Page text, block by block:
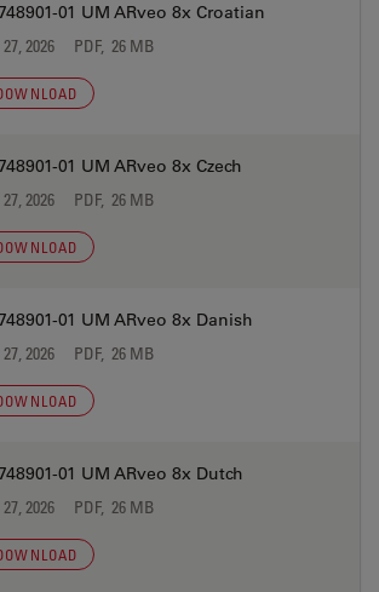
01 UM ARveo 8x Croatian
2026 PDF, 26 MB
01 UM ARveo 8x Czech
2026 PDF, 26 MB
01 UM ARveo 8x Danish
2026 PDF, 26 MB
01 UM ARveo 8x Dutch
2026 PDF, 26 MB